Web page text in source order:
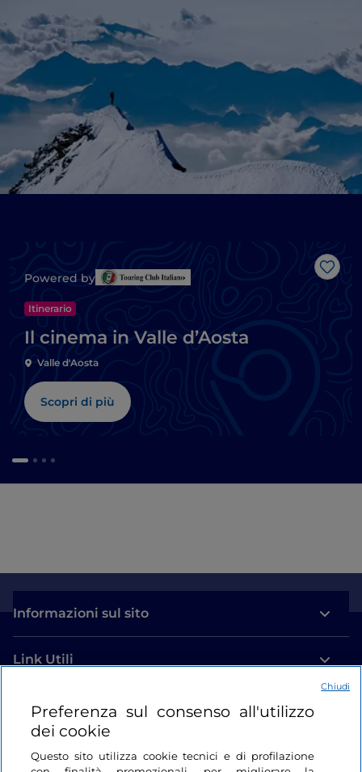
Like
Powered by
Itinerario
Il cinema in Valle d’Aosta
Valle d'Aosta
Scopri di più
Informazioni sul sito
Link Utili
Login
Restiamo in contatto
Preferenza sul consenso all'utilizzo
dei cookie
Questo sito utilizza cookie tecnici e di profilazione
Chiudi